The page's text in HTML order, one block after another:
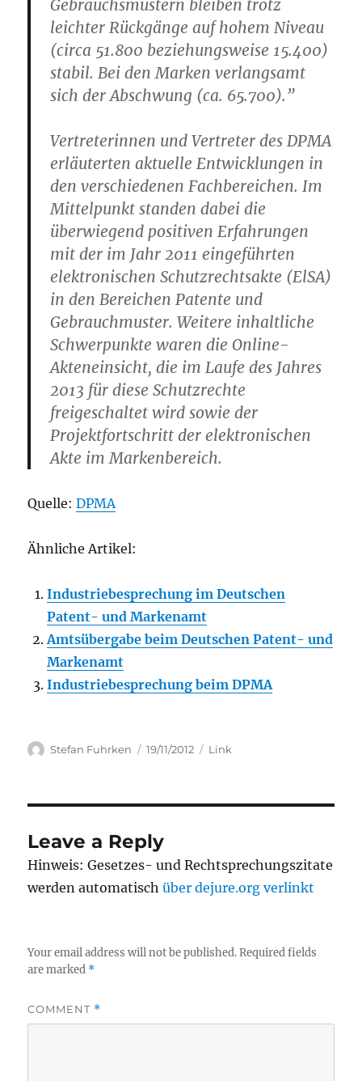
Gebrauchsmustern bleiben trotz
leichter Rückgänge auf hohem Niveau
(circa 51.800 beziehungsweise 15.400)
stabil. Bei den Marken verlangsamt
sich der Abschwung (ca. 65.700).”
Vertreterinnen und Vertreter des DPMA
erläuterten aktuelle Entwicklungen in
den verschiedenen Fachbereichen. Im
Mittelpunkt standen dabei die
überwiegend positiven Erfahrungen
mit der im Jahr 2011 eingeführten
elektronischen Schutzrechtsakte (ElSA)
in den Bereichen Patente und
Gebrauchmuster. Weitere inhaltliche
Schwerpunkte waren die Online-
Akteneinsicht, die im Laufe des Jahres
2013 für diese Schutzrechte
freigeschaltet wird sowie der
Projektfortschritt der elektronischen
Akte im Markenbereich.
Quelle:DPMA
Ähnliche Artikel:
Industriebesprechung im Deutschen
Patent- und Markenamt
Amtsübergabe beim Deutschen Patent- und
Markenamt
Industriebesprechung beim DPMA
Author
Stefan Fuhrken
Posted
19/11/2012 Categories
Link
Leave a Reply
Hinweis: Gesetzes- und Rechtsprechungszitate
werden automatischüber dejure.org verlinkt
Your email address will not be published. Required fields
are marked *
COMMENT *